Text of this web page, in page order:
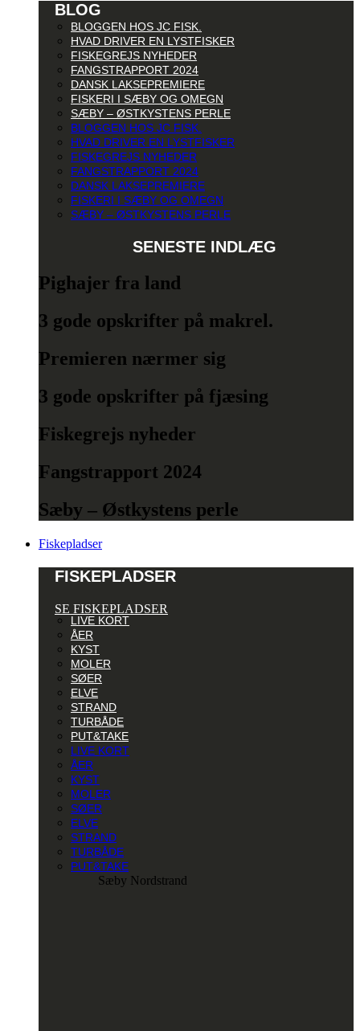
BLOG
BLOGGEN HOS JC FISK.
HVAD DRIVER EN LYSTFISKER
FISKEGREJS NYHEDER
FANGSTRAPPORT 2024
DANSK LAKSEPREMIERE
FISKERI I SÆBY OG OMEGN
SÆBY – ØSTKYSTENS PERLE
BLOGGEN HOS JC FISK.
HVAD DRIVER EN LYSTFISKER
FISKEGREJS NYHEDER
FANGSTRAPPORT 2024
DANSK LAKSEPREMIERE
FISKERI I SÆBY OG OMEGN
SÆBY – ØSTKYSTENS PERLE
SENESTE INDLÆG
Pighajer fra land
3 gode opskrifter på makrel.
Premieren nærmer sig
3 gode opskrifter på fjæsing
Fiskegrejs nyheder
Fangstrapport 2024
Sæby – Østkystens perle
Fiskepladser
FISKEPLADSER
SE FISKEPLADSER
LIVE KORT
ÅER
KYST
MOLER
SØER
ELVE
STRAND
TURBÅDE
PUT&TAKE
LIVE KORT
ÅER
KYST
MOLER
SØER
ELVE
STRAND
TURBÅDE
PUT&TAKE
Sæby Nordstrand